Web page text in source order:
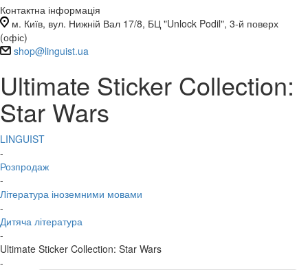
Контактна інформація
м. Київ, вул. Нижній Вал 17/8, БЦ "Unlock Podil", 3-й поверх
(офіс)
shop@linguist.ua
Ultimate Sticker Collection:
Star Wars
LINGUIST
-
Розпродаж
-
Література іноземними мовами
-
Дитяча література
-
Ultimate Sticker Collection: Star Wars
-